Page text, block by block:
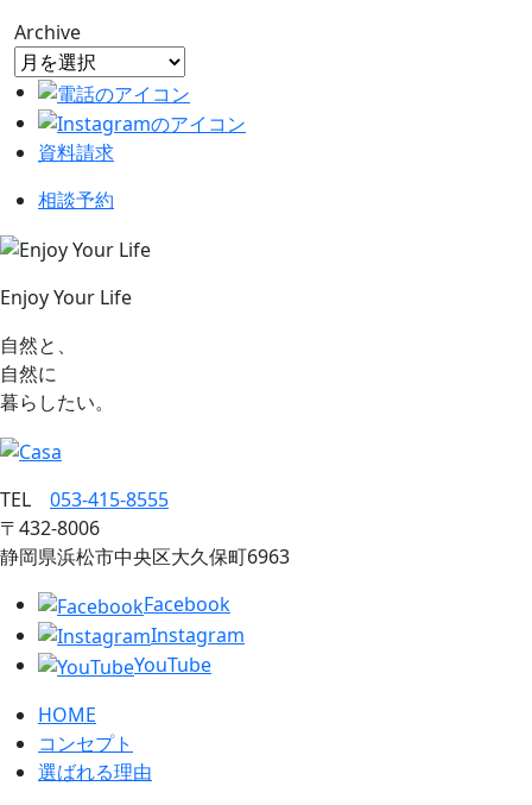
Archive
資料請求
相談予約
Enjoy Your Life
自然と、
自然に
暮らしたい。
TEL 053‐415‐8555
〒432‐8006
静岡県浜松市中央区大久保町6963
Facebook
Instagram
YouTube
HOME
コンセプト
選ばれる理由